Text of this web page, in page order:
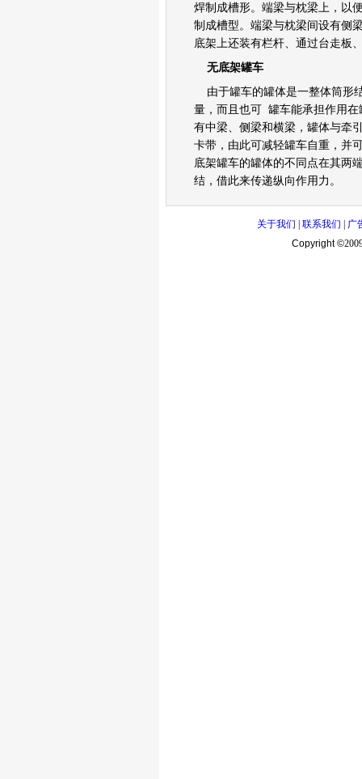
焊制成槽形。端梁与枕梁上，以
制成槽型。端梁与枕梁间设有侧
底架上还装有栏杆、通过台走板
无底架罐车
由于罐车的罐体是一整体筒形
量，而且也可 罐车能承担作用
有中梁、侧梁和横梁，罐体与牵
卡带，由此可减轻罐车自重，并
底架罐车的罐体的不同点在其两
结，借此来传递纵向作用力。
关于我们 联系我们
广
Copyright ©